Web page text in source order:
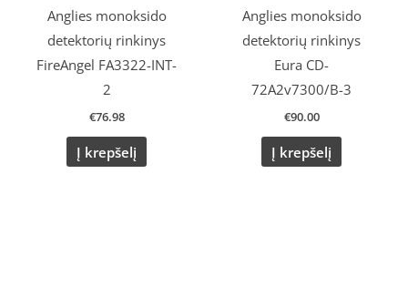
Anglies monoksido
detektorių rinkinys
FireAngel FA3322-INT-
2
€76.98
Į krepšelį
Anglies monoksido
detektorių rinkinys
Eura CD-
72A2v7300/B-3
€90.00
Į krepšelį